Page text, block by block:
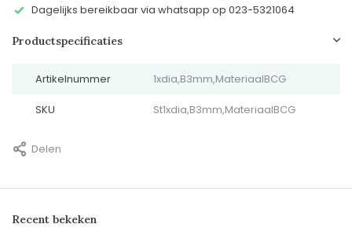
Dagelijks bereikbaar via whatsapp op 023-5321064
Productspecificaties
Artikelnummer 1xdia,B3mm,MateriaalBCG
SKU St1xdia,B3mm,MateriaalBCG
Delen
Recent bekeken